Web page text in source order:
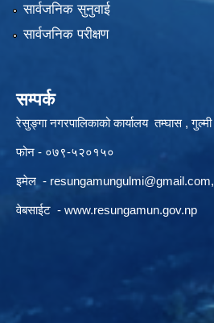
सार्वजनिक सुनुवाई
सार्वजनिक परीक्षण
सम्पर्क
रेसुङ्गा नगरपालिकाको कार्यालय तम्घास , गुल्मी
फोन - ०७९-५२०१५०
इमेल - resungamungulmi@gmail.com,
वेबसाईट - www.resungamun.gov.np